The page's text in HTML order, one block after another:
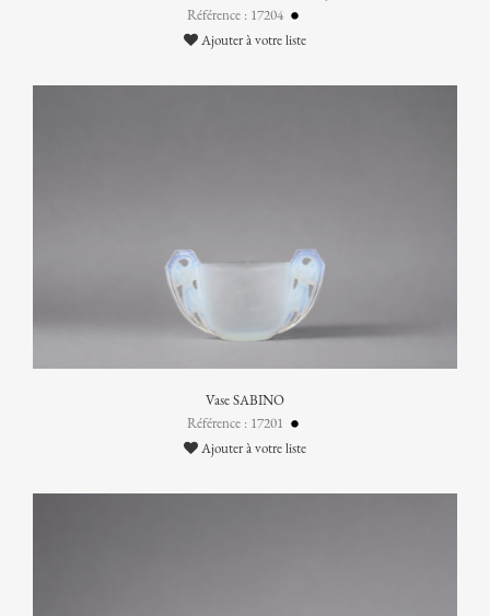
Référence : 17204
Ajouter à votre liste
Vase SABINO
Référence : 17201
Ajouter à votre liste